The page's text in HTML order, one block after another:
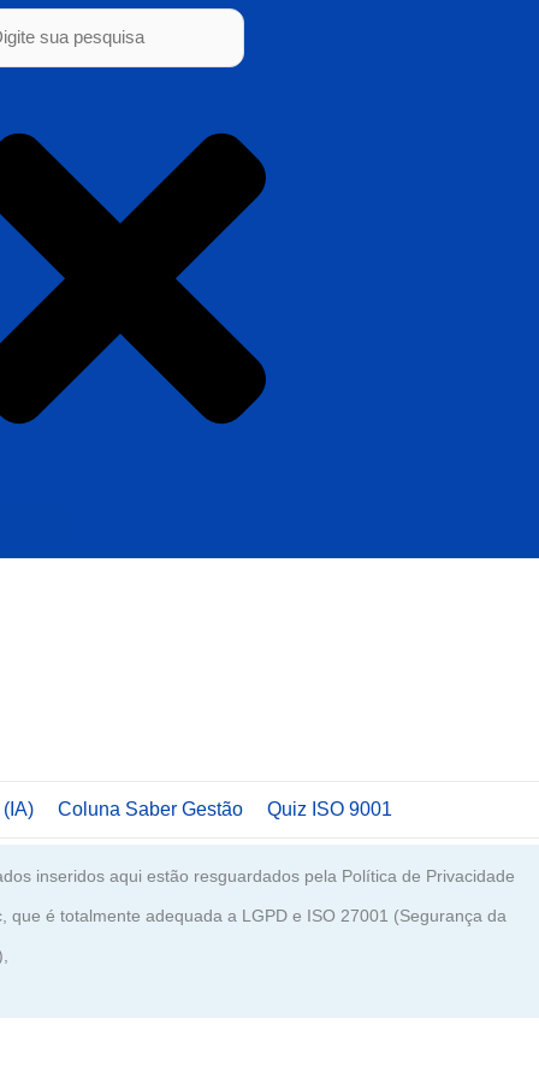
Coluna Saber Gestão Quiz ISO 9001
inseridos aqui estão resguardados pela Política de Privacidade
que é totalmente adequada a LGPD e ISO 27001 (Segurança da